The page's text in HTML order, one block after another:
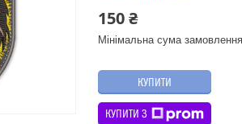
150 ₴
Мінімальна сума
КУПИТИ
КУПИТИ З